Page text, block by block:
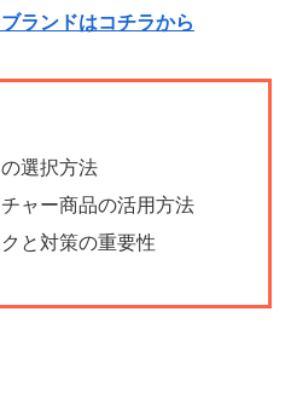
ランドはコチラから
選択方法
ャー商品の活用方法
と対策の重要性